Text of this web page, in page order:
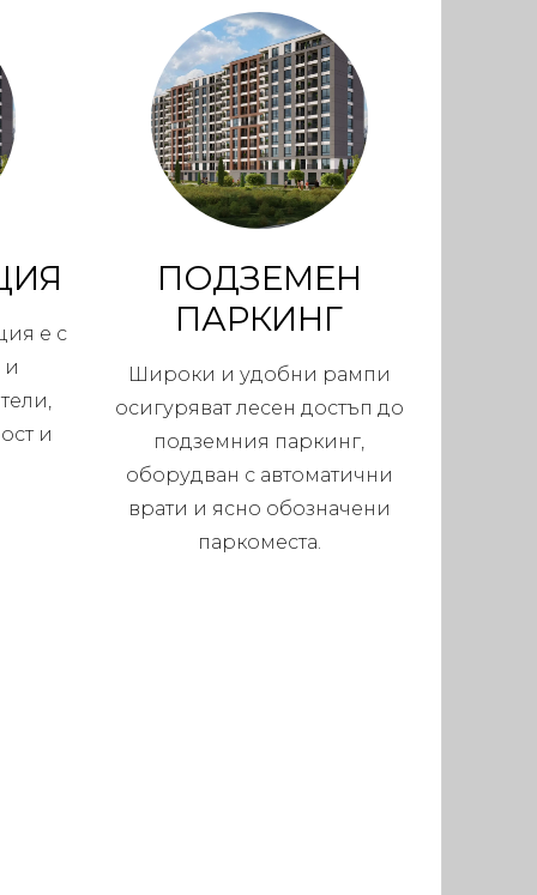
е с
и
и
ПОДЗЕМЕН
ПАРКИНГ
Широки и удобни рампи
осигуряват лесен достъп до
подземния паркинг,
оборудван с автоматични
врати и ясно обозначени
паркоместа.